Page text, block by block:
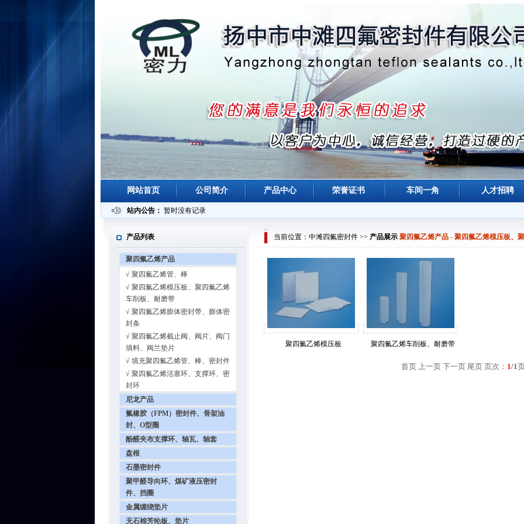
网站首页 公司简介 产品中心 荣誉证书 车间一角 人才招聘
站内公告： 暂时没有记录
产品列表当前位置：中滩四氟密封件 >> 产品展示 聚四氟乙烯产品 - 聚四氟乙烯模压板、
聚四氟乙烯产品
√ 聚四氟乙烯管、棒
√ 聚四氟乙烯模压板、聚四氟乙烯
车削板、耐磨带
√ 聚四氟乙烯膨体密封带、膨体密
封条
√ 聚四氟乙烯截止阀、阀片、阀门
填料、阀兰垫片
√ 填充聚四氟乙烯管、棒、密封件
√ 聚四氟乙烯活塞环、支撑环、密
封环
尼龙产品
氟橡胶（FPM）密封件、骨架油
封、O型圈
酚醛夹布支撑环、轴瓦、轴套
盘根
石墨密封件
聚甲醛导向环、煤矿液压密封
件、挡圈
金属缠绕垫片
无石棉芳纶板、垫片
聚四氟乙烯模压板 聚四氟乙烯车削板、耐磨带
首页 上一页 下一页 尾页 页次： 1/1